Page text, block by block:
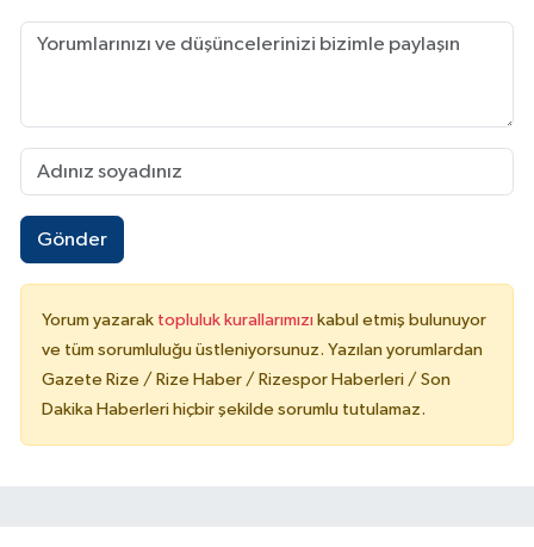
Gönder
Yorum yazarak topluluk kurallarımızı kabul etmiş bulunuyor
ve tüm sorumluluğu üstleniyorsunuz. Yazılan yorumlardan
Gazete Rize / Rize Haber / Rizespor Haberleri / Son
Dakika Haberleri hiçbir şekilde sorumlu tutulamaz.